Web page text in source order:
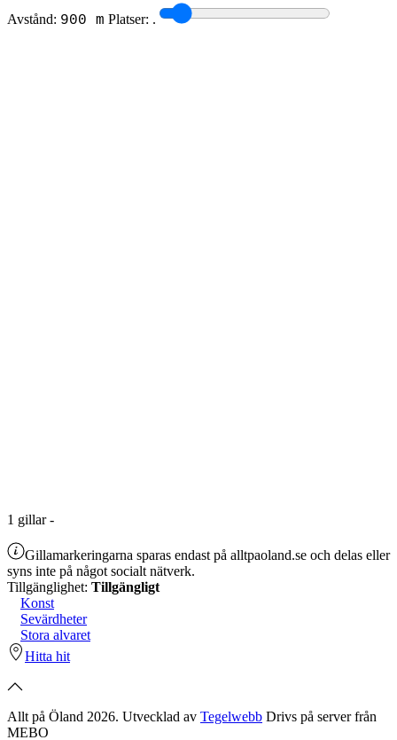
Avstånd: 900 m Platser: .
1 gillar-
Gillamarkeringarna sparas endast på alltpaoland.se och delas eller
syns inte på något socialt nätverk.
Tillgänglighet: Tillgängligt
Konst
Sevärdheter
Stora alvaret
Hitta hit
Allt på Öland 2026. Utvecklad av Tegelwebb Drivs på server från
MEBO